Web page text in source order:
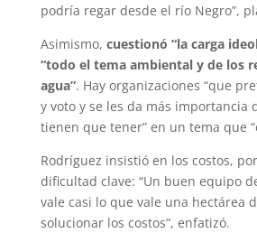
podría regar desde el río Negro”,
Asimismo, cuestionó “la carga
“todo el tema ambiental y de los
agua”. Hay organizaciones “que
y voto y se les da más importancia
tienen que tener” en un tema que
Rodríguez insistió en los costos,
dificultad clave: “Un buen equipo
vale casi lo que vale una hectárea
solucionar los costos”, enfatizó.